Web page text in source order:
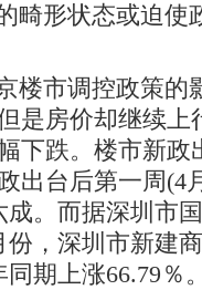
畸形状态或迫使
市调控政策的
是房价却继续上
下跌。楼市新政
出台后第一周(4
。而据深圳市
，深圳市新建
期上涨66.79％